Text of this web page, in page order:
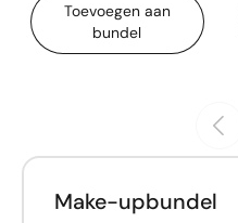
Toevoegen aan
bundel
Make-upbundel